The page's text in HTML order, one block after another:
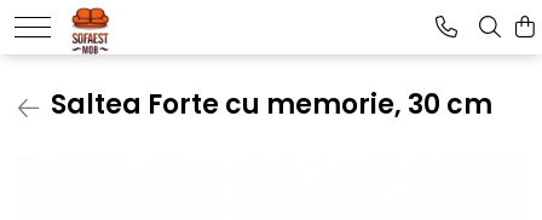
Saltea Forte cu memorie, 30 cm